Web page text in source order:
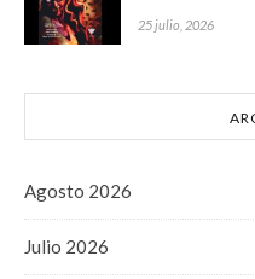
25 julio, 2026
Agosto 2026
Julio 2026